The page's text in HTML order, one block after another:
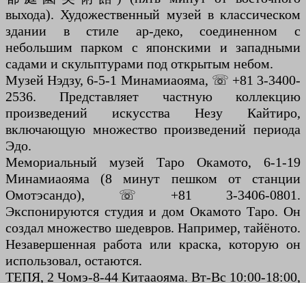
выхода). Художественный музей в классическом
здании в стиле ар-деко, соединенном с
небольшим парком с японскими и западными
садами и скульптурами под открытым небом.
Музей Нэдзу, 6-5-1 Минамиаояма, ☏ +81 3-3400-
2536. Представляет частную коллекцию
произведений искусства Незу Кайтиро,
включающую множество произведений периода
Эдо.
Мемориальный музей Таро Окамото, 6-1-19
Минамиаояма (8 минут пешком от станции
Омотэсандо), ☏ +81 3-3406-0801.
Экспонируются студия и дом Окамото Таро. Он
создал множество шедевров. Например, тайёното.
Незавершенная работа или краска, которую он
использовал, остаются.
ТЕПЯ, 2 Чомэ-8-44 Китааояма. Вт-Вс 10:00-18:00,